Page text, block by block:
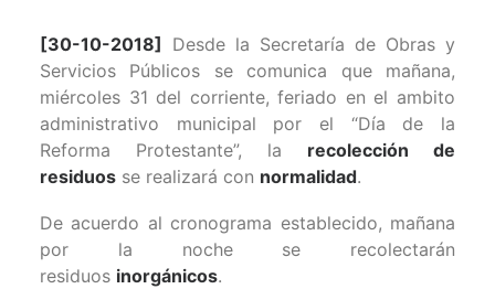
[30-10-2018]
Desde la Secretaría de Obras y
Servicios Públicos se comunica que mañana,
miércoles 31 del corriente, feriado en el ambito
administrativo municipal por el “Día de la
Reforma Protestante”, la recolección de
residuos se realizará con normalidad.
De acuerdo al cronograma establecido, mañana
por la noche se recolectarán
residuos inorgánicos.